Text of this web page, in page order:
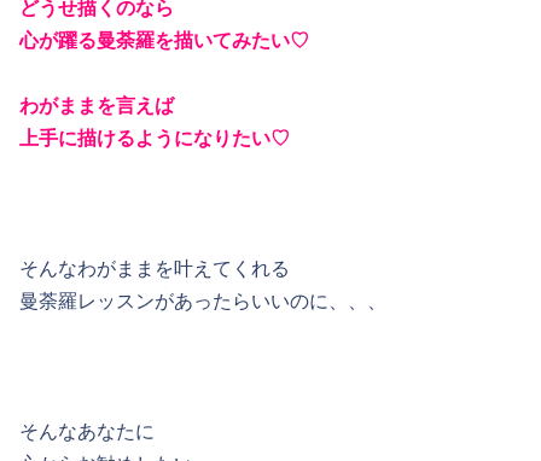
どうせ描くのなら
心が躍る曼荼羅を描いてみたい♡
わがままを言えば
上手に描けるようになりたい♡
そんなわがままを叶えてくれる
曼荼羅レッスンがあったらいいのに、、、
そんなあなたに